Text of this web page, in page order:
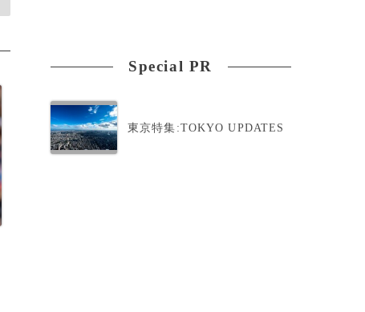
Special PR
東京特集:TOKYO UPDATES